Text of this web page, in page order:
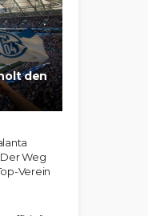
den
Weg
Verein